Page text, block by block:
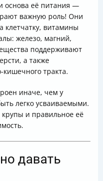
основа её питания —
важную роль! Они
клетчатку, витамины
железо, магний,
поддерживают
а также
тракта.
иначе, чем у
легко усваиваемыми.
и правильное её
давать